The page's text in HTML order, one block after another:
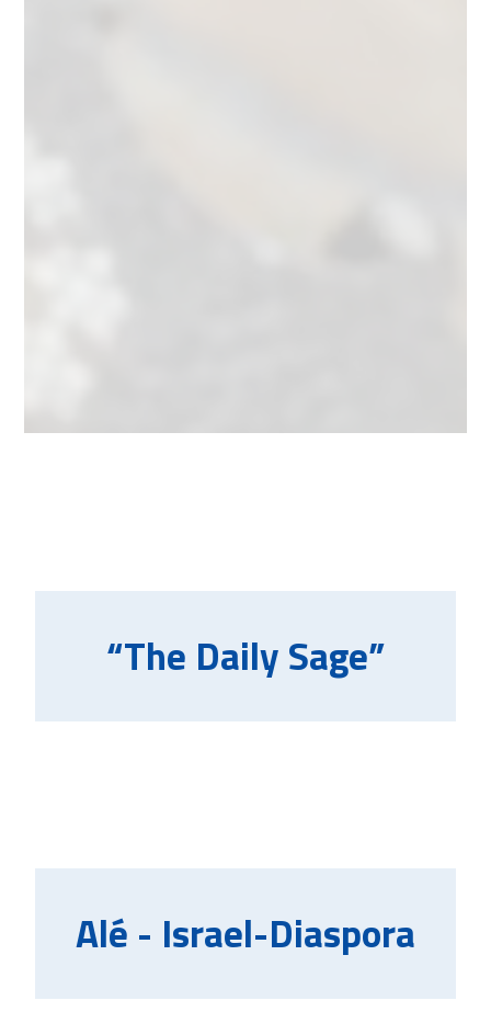
“The Daily Sage”
Alé - Israel-Diaspora